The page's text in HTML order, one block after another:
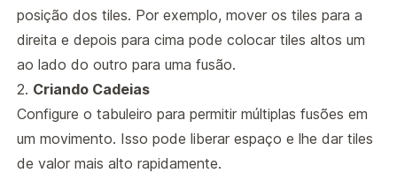
posição dos tiles. Por exemplo, mover os tiles para a
direita e depois para cima pode colocar tiles altos um
ao lado do outro para uma fusão.
2. Criando Cadeias
Configure o tabuleiro para permitir múltiplas fusões em
um movimento. Isso pode liberar espaço e lhe dar tiles
de valor mais alto rapidamente.